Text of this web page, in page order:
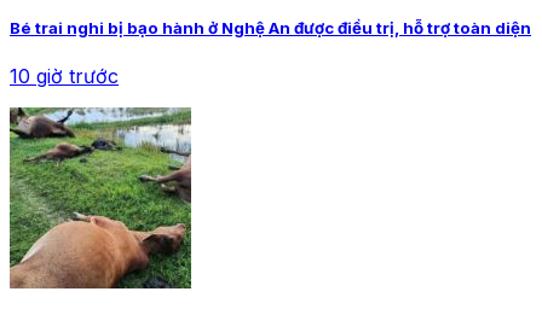
Bé trai nghi bị bạo hành ở Nghệ An được điều trị, hỗ trợ toàn diện
10 giờ trước